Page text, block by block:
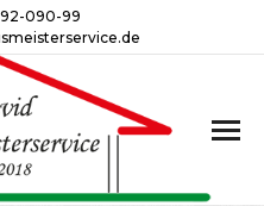
090-99